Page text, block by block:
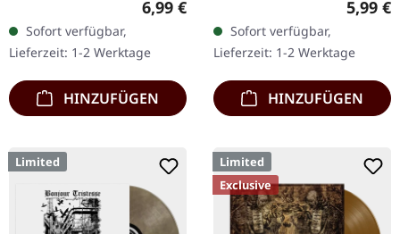
Regulärer Preis:
6,99 €
Sofort verfügbar,
Lieferzeit: 1-2 Werktage
HINZUFÜGEN
5,99 €
Sofort verfügbar,
Lieferzeit: 1-2 Werktage
HINZUFÜGEN
Limited
Limited
Exclusive